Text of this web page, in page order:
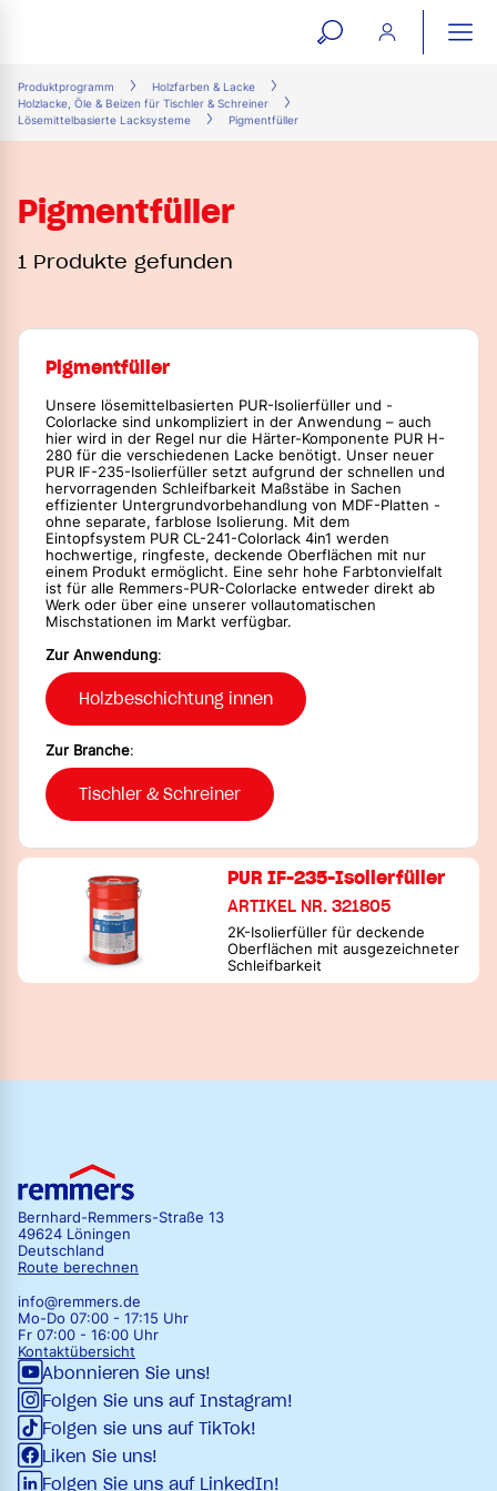
open
Produktprogramm
Holzfarben & Lacke
Holzlacke, Öle & Beizen für Tischler & Schreiner
Lösemittelbasierte Lacksysteme
Pigmentfüller
Pigmentfüller
1 Produkte gefunden
Pigmentfüller
Unsere lösemittelbasierten PUR-Isolierfüller und -
Colorlacke sind unkompliziert in der Anwendung – auch
hier wird in der Regel nur die Härter-Komponente PUR H-
280 für die verschiedenen Lacke benötigt. Unser neuer
PUR IF-235-Isolierfüller setzt aufgrund der schnellen und
hervorragenden Schleifbarkeit Maßstäbe in Sachen
effizienter Untergrundvorbehandlung von MDF-Platten -
ohne separate, farblose Isolierung. Mit dem
Eintopfsystem PUR CL-241-Colorlack 4in1 werden
hochwertige, ringfeste, deckende Oberflächen mit nur
einem Produkt ermöglicht. Eine sehr hohe Farbtonvielfalt
ist für alle Remmers-PUR-Colorlacke entweder direkt ab
Werk oder über eine unserer vollautomatischen
Mischstationen im Markt verfügbar.
Zur Anwendung:
Holzbeschichtung innen
Zur Branche:
Tischler & Schreiner
PUR IF-235-Isolierfüller
ARTIKEL NR. 321805
2K-Isolierfüller für deckende
Oberflächen mit ausgezeichneter
Schleifbarkeit
Bernhard-Remmers-Straße 13
49624 Löningen
Deutschland
Route berechnen
info@remmers.de
Mo-Do 07:00 - 17:15 Uhr
Fr 07:00 - 16:00 Uhr
Kontaktübersicht
Abonnieren Sie uns!
Folgen Sie uns auf Instagram!
Folgen sie uns auf TikTok!
Liken Sie uns!
Folgen Sie uns auf LinkedIn!